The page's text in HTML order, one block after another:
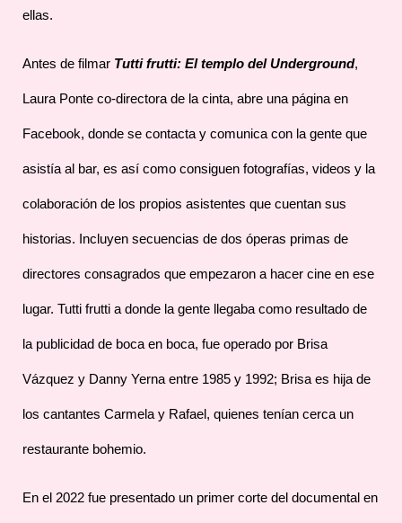
ellas.
Antes de filmar Tutti frutti: El templo del Underground,
Laura Ponte co-directora de la cinta, abre una página en
Facebook, donde se contacta y comunica con la gente que
asistía al bar, es así como consiguen fotografías, videos y la
colaboración de los propios asistentes que cuentan sus
historias. Incluyen secuencias de dos óperas primas de
directores consagrados que empezaron a hacer cine en ese
lugar. Tutti frutti a donde la gente llegaba como resultado de
la publicidad de boca en boca, fue operado por Brisa
Vázquez y Danny Yerna entre 1985 y 1992; Brisa es hija de
los cantantes Carmela y Rafael, quienes tenían cerca un
restaurante bohemio.
En el 2022 fue presentado un primer corte del documental en